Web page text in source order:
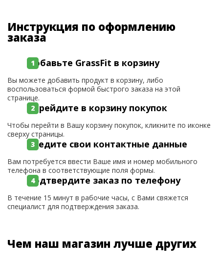
Инструкция по оформлению
заказа
Добавьте GrassFit в корзину
Вы можете добавить продукт в корзину, либо
воспользоваться формой быстрого заказа на этой
странице.
Перейдите в корзину покупок
Чтобы перейти в Вашу корзину покупок, кликните по иконке
сверху страницы.
Введите свои контактные данные
Вам потребуется ввести Ваше имя и номер мобильного
телефона в соответствующие поля формы.
Подтвердите заказ по телефону
В течение 15 минут в рабочие часы, с Вами свяжется
специалист для подтверждения заказа.
Чем наш магазин лучше других